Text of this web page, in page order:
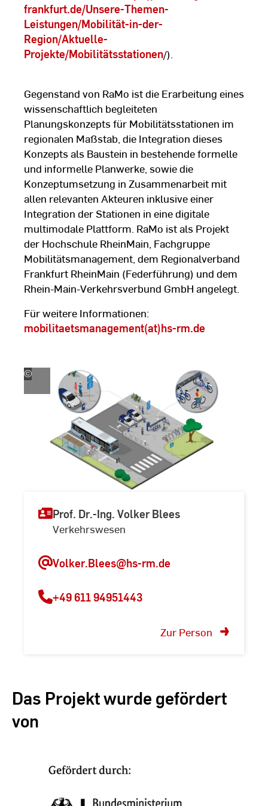
frankfurt.de/Unsere-Themen-
Leistungen/Mobilität-in-der-
Region/Aktuelle-
Projekte/Mobilitätsstationen/).
Gegenstand von RaMo ist die Erarbeitung eines
wissenschaftlich begleiteten
Planungskonzepts für Mobilitätsstationen im
regionalen Maßstab, die Integration dieses
Konzepts als Baustein in bestehende formelle
und informelle Planwerke, sowie die
Konzeptumsetzung in Zusammenarbeit mit
allen relevanten Akteuren inklusive einer
Integration der Stationen in eine digitale
multimodale Plattform. RaMo ist als Projekt
der Hochschule RheinMain, Fachgruppe
Mobilitätsmanagement, dem Regionalverband
Frankfurt RheinMain (Federführung) und dem
Rhein-Main-Verkehrsverbund GmbH angelegt.
Für weitere Informationen:
mobilitaetsmanagement(at)hs-rm.de
©
Rhein-
Verkehrsverbund,
Prof. Dr.-Ing. Volker Blees
Verkehrswesen
Volker.Blees@hs-rm.de
+49 611 94951443
Zur Person
Das Projekt wurde gefördert
von